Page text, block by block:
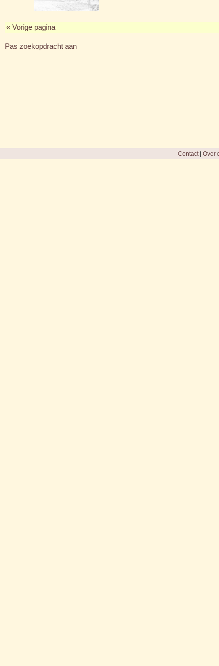
« Vorige pagina
Pas zoekopdracht aan
Contact| Over